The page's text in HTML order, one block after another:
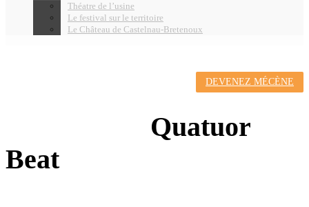
Théatre de l’usine
Le festival sur le territoire
Le Château de Castelnau-Bretenoux
DEVENEZ MÉCÈNE
Quatuor
Beat